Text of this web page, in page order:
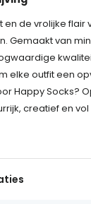
de vrolijke flair
Gemaakt van
elke outfit een
Happy Socks?
creatief en